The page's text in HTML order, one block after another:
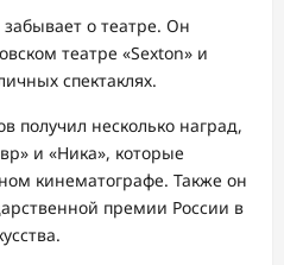
о театре. Он
театре «Sexton» и
спектаклях.
получил несколько наград,
и «Ника», которые
кинематографе. Также он
премии России в